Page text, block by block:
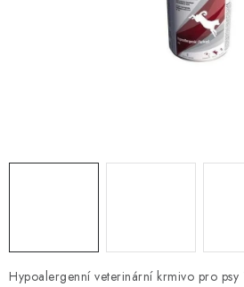
Podmínky ochrany osobních údajů
Hypoalergenní veterinární krmivo pro psy